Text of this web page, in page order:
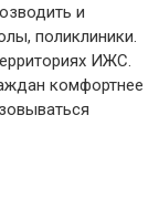
и
поликлиники.
ИЖС.
комфортнее